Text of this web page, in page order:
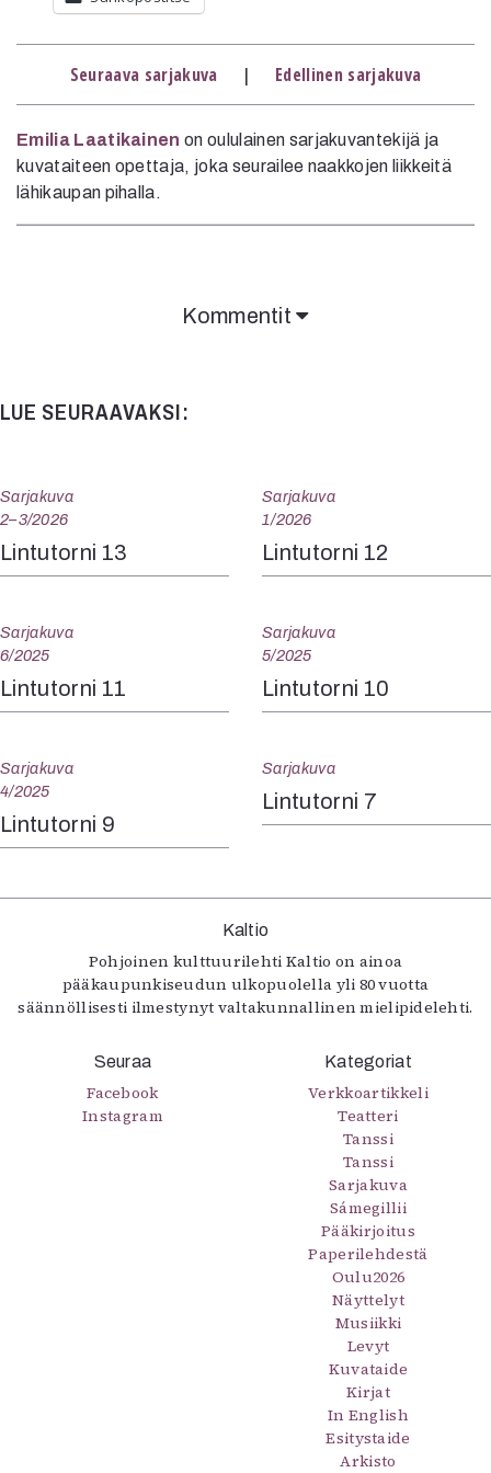
Mediatiedot
Kaltio ry
Seuraava sarjakuva | Edellinen sarjakuva
Emilia Laatikainen on oululainen sarjakuvantekijä ja
kuvataiteen opettaja, joka seurailee naakkojen liikkeitä
lähikaupan pihalla.
Kommentit
LUE SEURAAVAKSI:
Sarjakuva
2–3/2026
Lintutorni 13
Sarjakuva
1/2026
Lintutorni 12
Sarjakuva
6/2025
Lintutorni 11
Sarjakuva
5/2025
Lintutorni 10
Sarjakuva
4/2025
Lintutorni 9
Sarjakuva
Lintutorni 7
Kaltio
Pohjoinen kulttuurilehti Kaltio on ainoa
pääkaupunkiseudun ulkopuolella yli 80 vuotta
säännöllisesti ilmestynyt valtakunnallinen mielipidelehti.
Seuraa
Facebook
Instagram
Kategoriat
Verkkoartikkeli
Teatteri
Tanssi
Tanssi
Sarjakuva
Sámegillii
Pääkirjoitus
Paperilehdestä
Oulu2026
Näyttelyt
Musiikki
Levyt
Kuvataide
Kirjat
In English
Esitystaide
Arkisto